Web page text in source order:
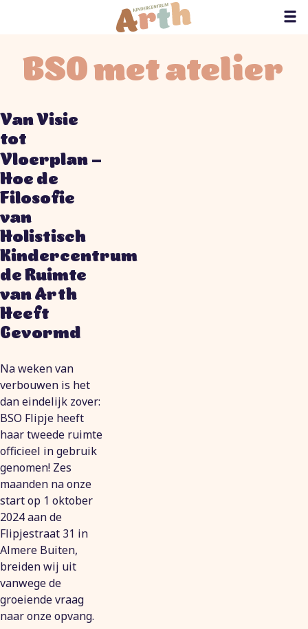
BSO met atelier
Van Visie
tot
Vloerplan –
Hoe de
Filosofie
van
Holistisch
Kindercentrum
de Ruimte
van Arth
Heeft
Gevormd
Na weken van
verbouwen is het
dan eindelijk zover:
BSO Flipje heeft
haar tweede ruimte
officieel in gebruik
genomen! Zes
maanden na onze
start op 1 oktober
2024 aan de
Flipjestraat 31 in
Almere Buiten,
breiden wij uit
vanwege de
groeiende vraag
naar onze opvang.